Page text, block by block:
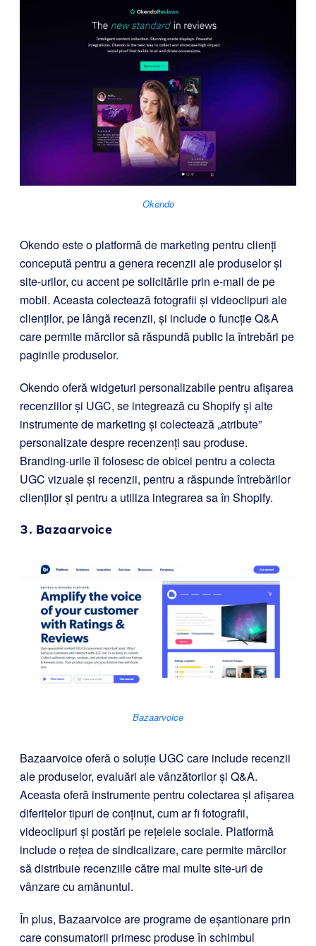
Okendo
Okendo este o platformă de marketing pentru clienți
concepută pentru a genera recenzii ale produselor și
site-urilor, cu accent pe solicitările prin e-mail de pe
mobil. Aceasta colectează fotografii și videoclipuri ale
clienților, pe lângă recenzii, și include o funcție Q&A
care permite mărcilor să răspundă public la întrebări pe
paginile produselor.
Okendo oferă widgeturi personalizabile pentru afișarea
recenziilor și UGC, se integrează cu Shopify și alte
instrumente de marketing și colectează „atribute”
personalizate despre recenzenți sau produse.
Branding-urile îl folosesc de obicei pentru a colecta
UGC vizuale și recenzii, pentru a răspunde întrebărilor
clienților și pentru a utiliza integrarea sa în Shopify.
3. Bazaarvoice
Bazaarvoice
Bazaarvoice oferă o soluție UGC care include recenzii
ale produselor, evaluări ale vânzătorilor și Q&A.
Aceasta oferă instrumente pentru colectarea și afișarea
diferitelor tipuri de conținut, cum ar fi fotografii,
videoclipuri și postări pe rețelele sociale. Platformă
include o rețea de sindicalizare, care permite mărcilor
să distribuie recenziile către mai multe site-uri de
vânzare cu amănuntul.
În plus, Bazaarvoice are programe de eșantionare prin
care consumatorii primesc produse în schimbul